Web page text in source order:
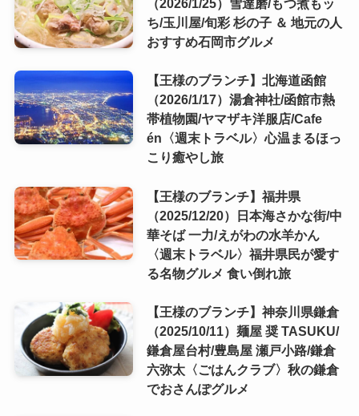
（2026/1/25）雪達磨/もつ煮もッ
ち/玉川屋/旬彩 杉の子 ＆ 地元の人
おすすめ石岡市グルメ
【王様のブランチ】北海道函館
（2026/1/17）湯倉神社/函館市熱
帯植物園/ヤマザキ洋服店/Cafe
én〈週末トラベル〉心温まるほっ
こり癒やし旅
【王様のブランチ】福井県
（2025/12/20）日本海さかな街/中
華そば 一力/えがわの水羊かん
〈週末トラベル〉福井県民が愛す
る名物グルメ 食い倒れ旅
【王様のブランチ】神奈川県鎌倉
（2025/10/11）麺屋 奨 TASUKU/
鎌倉屋台村/豊島屋 瀬戸小路/鎌倉
六弥太〈ごはんクラブ〉秋の鎌倉
でおさんぽグルメ